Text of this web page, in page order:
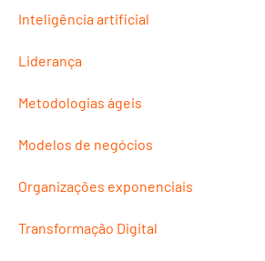
Inteligência artificial
Liderança
Metodologias ágeis
Modelos de negócios
Organizações exponenciais
Transformação Digital